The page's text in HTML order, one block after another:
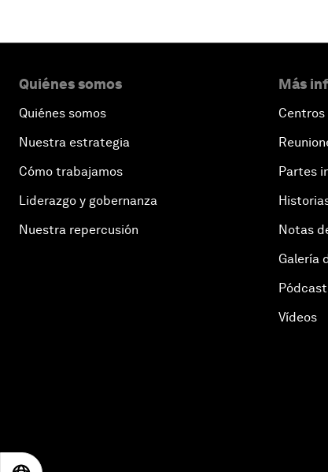
Quiénes somos
Quiénes somos
Nuestra estrategia
Cómo trabajamos
Liderazgo y gobernanza
Nuestra repercusión
Más
Centros
Partes
Notas
Galería
Pódcast
Vídeos